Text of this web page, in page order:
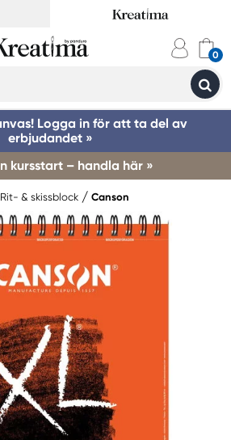
Logga in för att ta del av
erbjudandet »
kursstart – handla här »
Rit- & skissblock Canson